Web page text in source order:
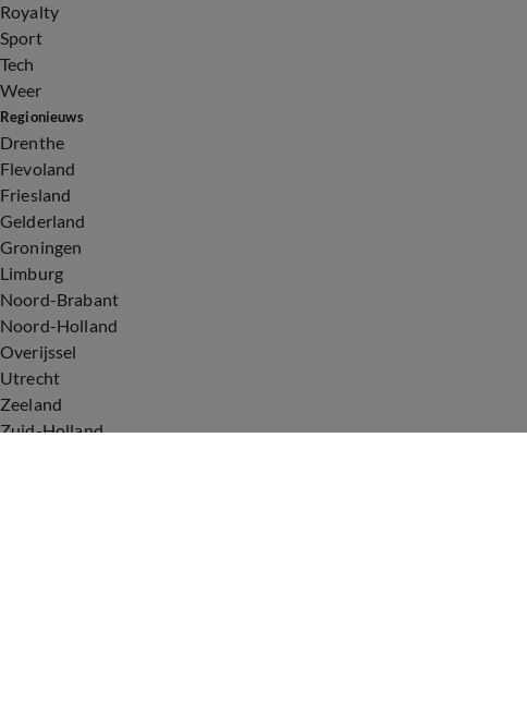
Royalty
Sport
Tech
Weer
Regionieuws
Drenthe
Flevoland
Friesland
Gelderland
Groningen
Limburg
Noord-Brabant
Noord-Holland
Overijssel
Utrecht
Zeeland
Zuid-Holland